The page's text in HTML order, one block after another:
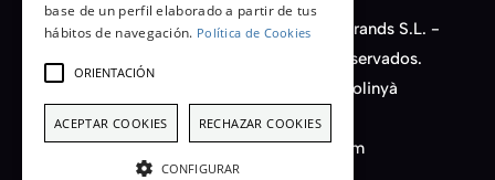
© 2026 - AFB Motorsport - Auto Fashion Brands S.L. -
CIF nº B-66450149. Todos los derechos reservados.
C/ Santiago Rusiñol, 14, Nave D11 - 08213 Polinyà
(Barcelona) Spain
+34 933 222 613 - info@afbmotorsport.com
base de un perfil elaborado a partir de tus
hábitos de navegación. Política de Cookies
ORIENTACIÓN
ACEPTAR COOKIES RECHAZAR COOKIES
CONFIGURAR